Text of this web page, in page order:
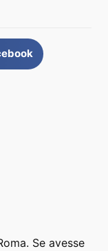
Se avesse